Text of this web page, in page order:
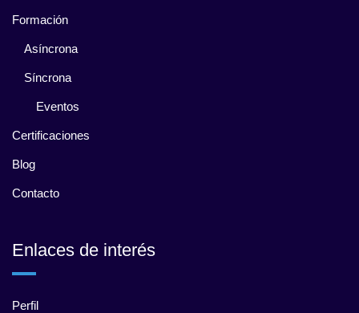
Formación
Asíncrona
Síncrona
Eventos
Certificaciones
Blog
Contacto
Enlaces de interés
Perfil